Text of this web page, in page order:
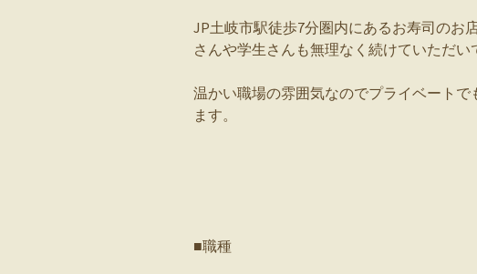
JP土岐市駅徒歩7分圏内にあるお寿司のお
さんや学生さんも無理なく続けていただい
温かい職場の雰囲気なのでプライベート
ます。
■職種